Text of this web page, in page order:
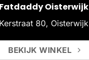
Fatdaddy Oisterwijk
Kerstraat 80, Oisterwijk
BEKIJK WINKEL